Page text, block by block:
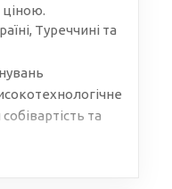
ціною.
Туреччині та
та